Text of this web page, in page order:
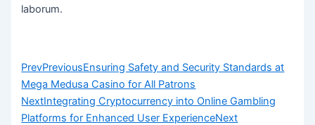
laborum.
PrevPreviousEnsuring Safety and Security Standards at
Mega Medusa Casino for All Patrons
NextIntegrating Cryptocurrency into Online Gambling
Platforms for Enhanced User ExperienceNext